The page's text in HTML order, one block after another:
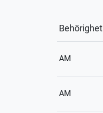
Behörighet
AM
AM